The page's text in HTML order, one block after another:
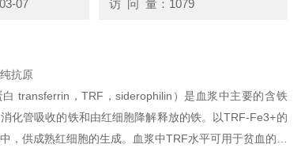
07 访 问 量：1079
抗原
transferrin，TRF，siderophilin）是血浆中主要的含铁
化管吸收的铁和由红细胞降解释放的铁。以TRF-Fe3+的
，供成熟红细胞的生成。血浆中TRF水平可用于贫血的诊